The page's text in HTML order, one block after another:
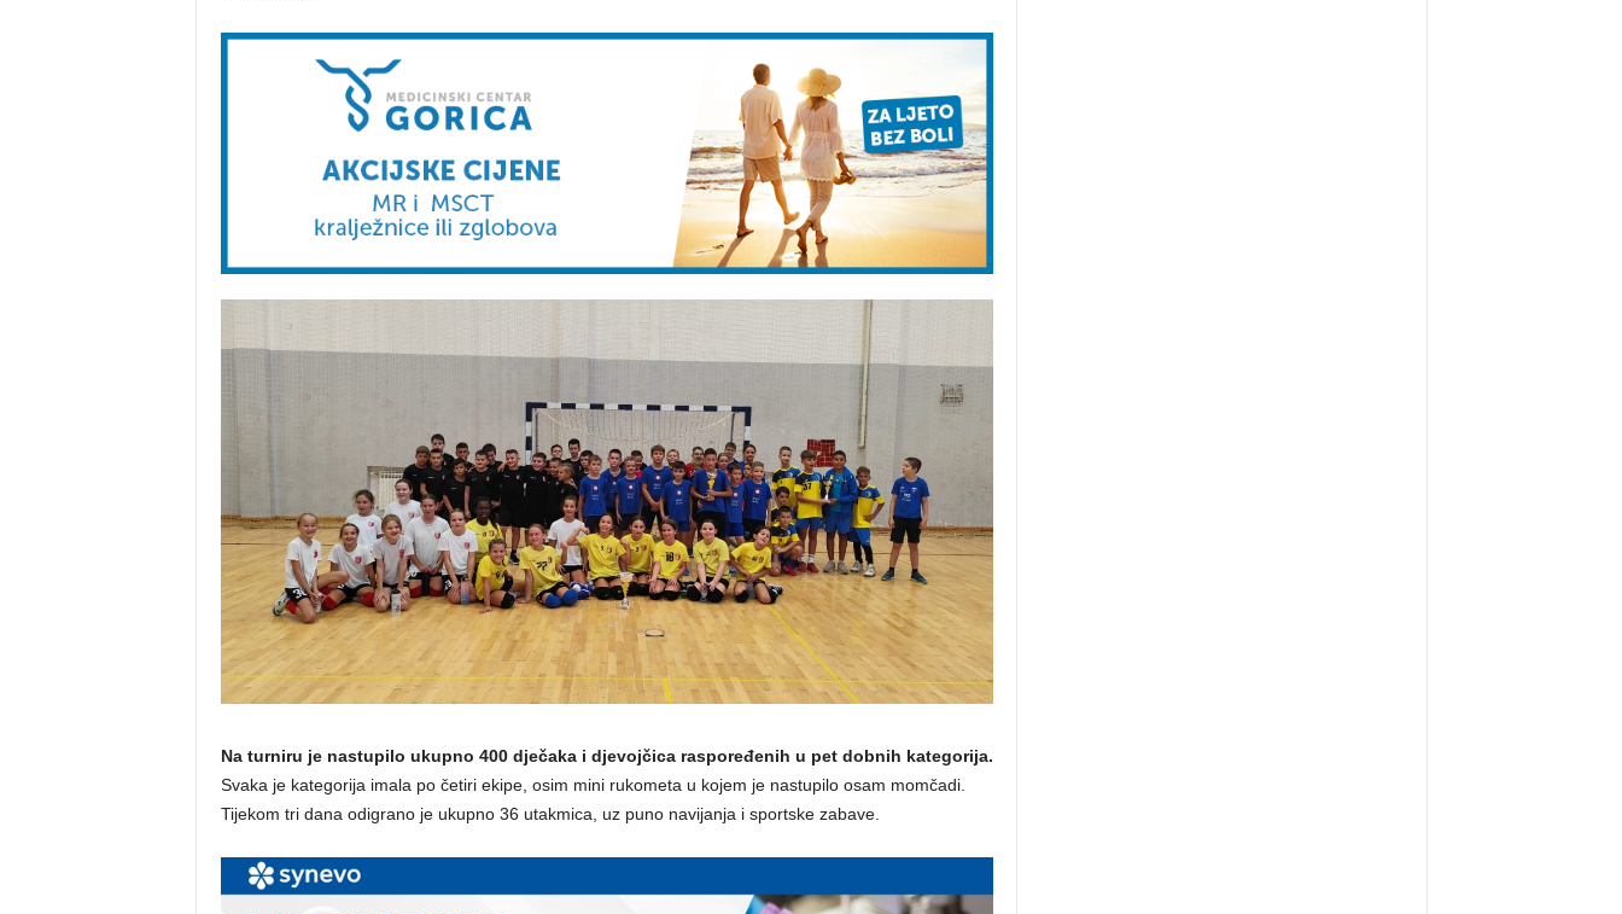
Na turniru je nastupilo ukupno 400 dječaka i djevojčica raspoređenih u pet dobnih kategorija.
Svaka je kategorija imala po četiri ekipe, osim mini rukometa u kojem je nastupilo osam momčadi.
Tijekom tri dana odigrano je ukupno 36 utakmica, uz puno navijanja i sportske zabave.